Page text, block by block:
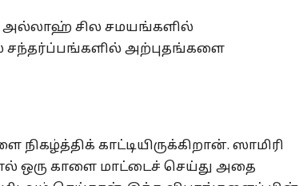
அல்லாஹ் சில சமயங்களில்
சந்தர்ப்பங்களில் அற்புதங்களை
காட்டியிருக்கிறான். ஸாமிரி
ஒரு காளை மாட்டைச் செய்து அதை